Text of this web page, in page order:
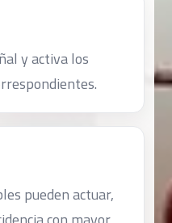
y activa los
pueden actuar,